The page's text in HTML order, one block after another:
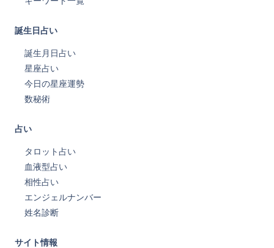
誕生日占い
誕生月日占い
星座占い
今日の星座運勢
数秘術
占い
タロット占い
血液型占い
相性占い
エンジェルナンバー
姓名診断
サイト情報